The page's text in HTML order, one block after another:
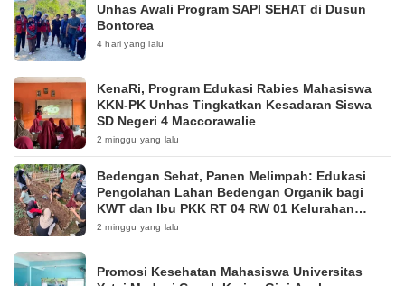
Unhas Awali Program SAPI SEHAT di Dusun
Bontorea
4 hari yang lalu
KenaRi, Program Edukasi Rabies Mahasiswa
KKN-PK Unhas Tingkatkan Kesadaran Siswa
SD Negeri 4 Maccorawalie
2 minggu yang lalu
Bedengan Sehat, Panen Melimpah: Edukasi
Pengolahan Lahan Bedengan Organik bagi
KWT dan Ibu PKK RT 04 RW 01 Kelurahan
Pakintelan
2 minggu yang lalu
Promosi Kesehatan Mahasiswa Universitas